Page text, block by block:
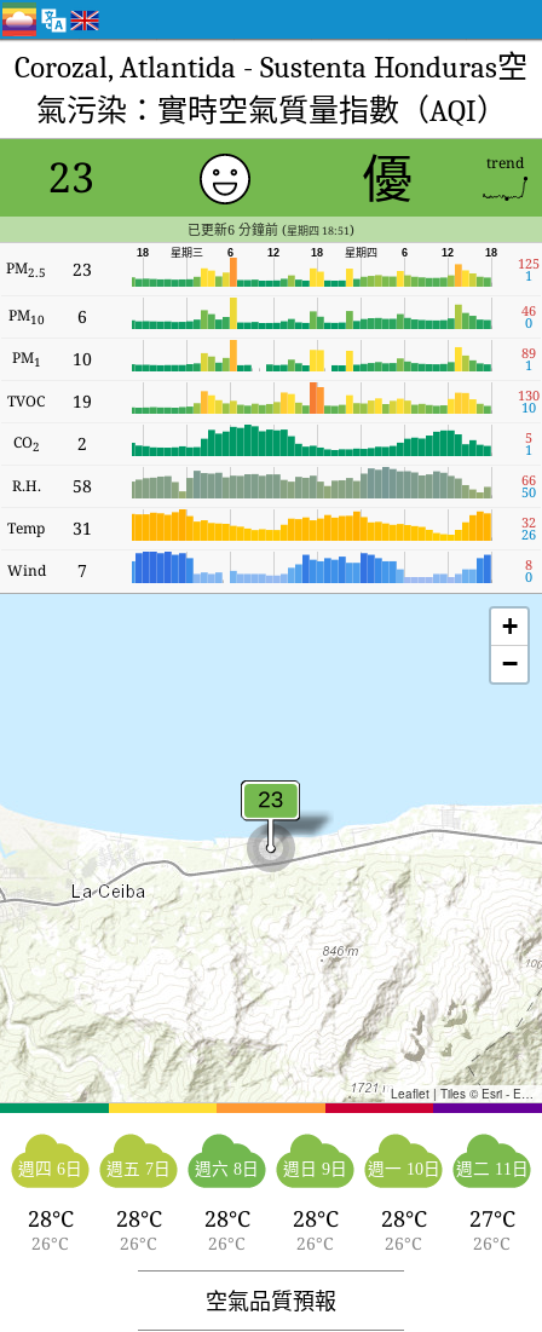
Corozal, Atlantida - Sustenta Honduras空
氣污染：實時空氣質量指數（AQI）
23 優 trend
已更新6 分鐘前 (星期四 18:51)
PM2.5 23
18
12
6
星期四
18
12
6
星期三
18
125
1
PM10 6 46
0
PM1 10 89
1
TVOC 19 130
10
CO2 2 5
1
R.H. 58 66
50
Temp 31 32
26
Wind 7 8
0
+
−
Leaflet | Tiles © Esri - Esri, DeLorme, NAVTEQ, TomTom, Intermap, iPC, USGS, FAO, NPS, NRCAN, GeoBase, Kadaster NL, Ordnance Survey, Esri Japan, METI, Esri China (Hong Kong), and the GIS User Community
週四 6日
28°C
26°C
週五 7日
28°C
26°C
週六 8日
28°C
26°C
週日 9日
28°C
26°C
週一 10日
28°C
26°C
週二 11日
27°C
26°C
空氣品質預報